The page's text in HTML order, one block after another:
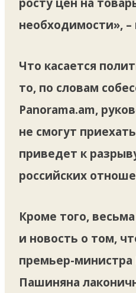
необходимости», –
Что касается
то, по словам
Panorama.am,
не смогут
приведет к
российских
Кроме того,
и новость о том,
премьер-министра
Пашиняна